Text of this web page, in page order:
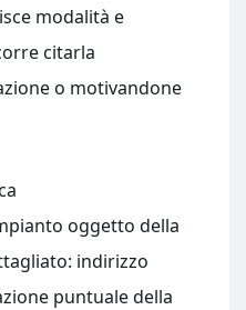
modalità e
citarla
o motivandone
oggetto della
indirizzo
puntuale della